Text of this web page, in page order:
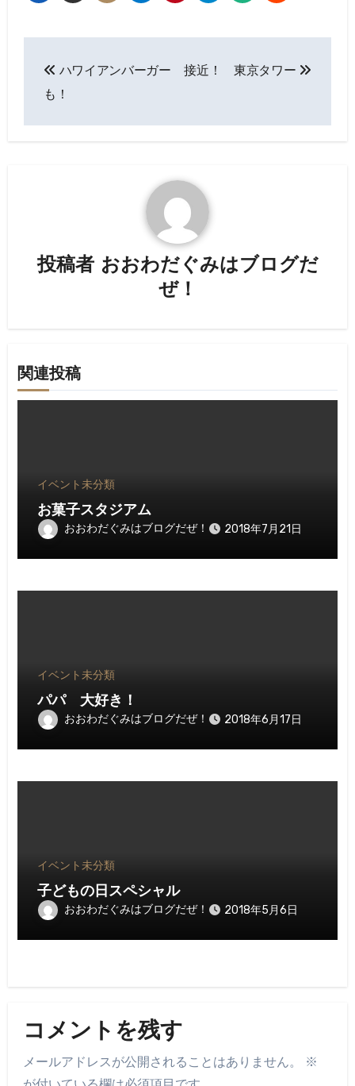
稿
シ
ョ
ハワイアンバーガー
も！
接近！ 東京タワー
投稿者 おおわだぐみはブログだ
ぜ！
関連投稿
イベント未分類
お菓子スタジアム
おおわだぐみはブログだぜ！ 2018年7月21日
イベント未分類
パパ 大好き！
おおわだぐみはブログだぜ！ 2018年6月17日
イベント未分類
子どもの日スペシャル
おおわだぐみはブログだぜ！ 2018年5月6日
コメントを残す
メールアドレスが公開されることはありません。
※